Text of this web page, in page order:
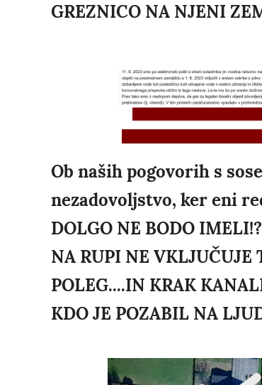
GREZNICO NA NJENI
Ob naših pogovorih s
nezadovoljstvo, ker eni
DOLGO NE BODO
NA RUPI NE VKLJUČUJE
POLEG....IN KRAK
KDO JE POZABIL NA